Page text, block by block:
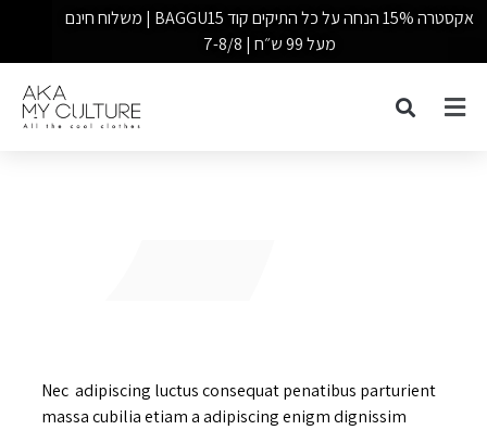
אקסטרה 15% הנחה על כל התיקים קוד BAGGU15 | משלוח חינם
מעל 99 ש״ח | 7-8/8
Nec adipiscing luctus consequat penatibus parturient
massa cubilia etiam a adipiscing enigm dignissim